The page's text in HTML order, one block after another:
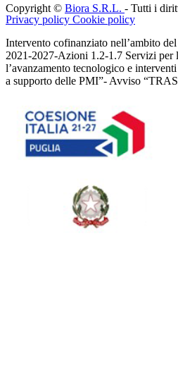
Copyright © Biora S.R.L. - Tutti i
Privacy policy Cookie policy
Intervento cofinanziato nell’ambito
2021-2027-Azioni 1.2-1.7 Servizi per
l’avanzamento tecnologico e
a supporto delle PMI”- Avviso